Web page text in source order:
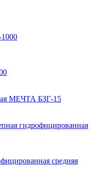
МЕЧТА БЗГ-15
гидрофицированная
средняя